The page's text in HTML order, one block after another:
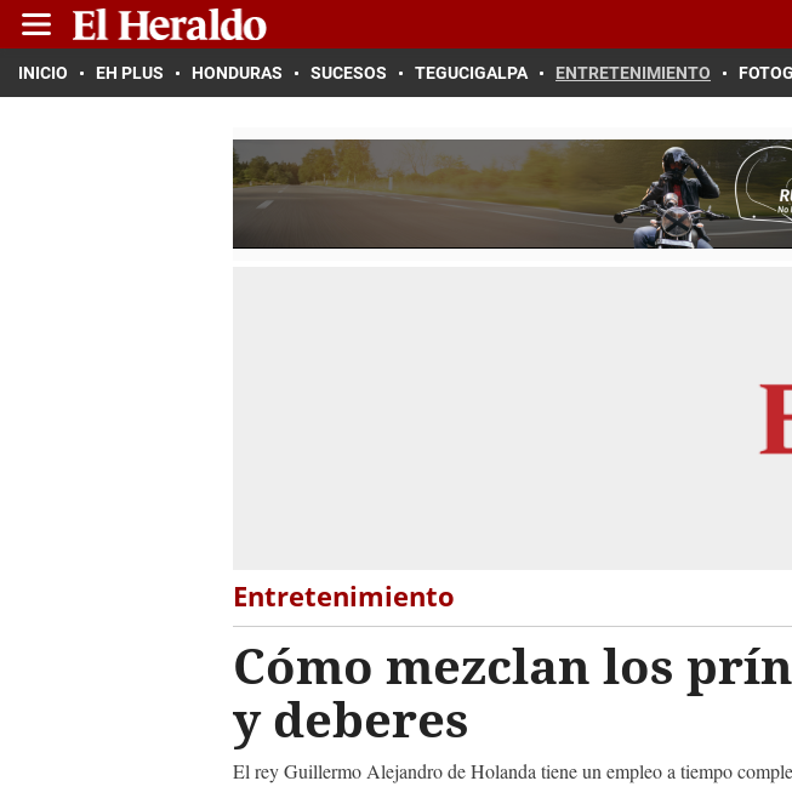
INICIO EH PLUS HONDURAS SUCESOS TEGUCIGALPA ENTRETENIMIENTO
Entretenimiento
Cómo mezclan los
y deberes
El rey Guillermo Alejandro de Holanda tiene un empleo a tiempo